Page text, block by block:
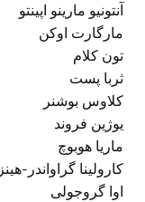
آنتونیو مارینو اپینتو
مارگارت اوکن
تون کلام
ثربا پست
کلاوس بوشنر
یوژین فروند
ماریا هوبوچ
کارولینا گراواندر-هینز
اوا گروجولی